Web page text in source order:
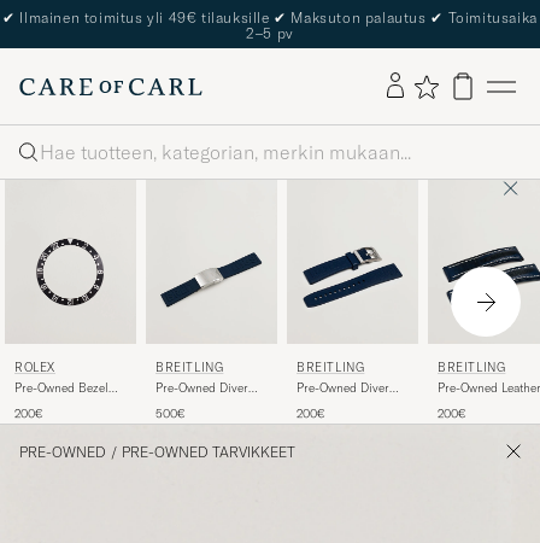
✔ Ilmainen toimitus yli 49€ tilauksille ✔ Maksuton palautus ✔ Toimitusaika
2–5 pv
Haku
ROLEX
Pre-Owned Bezel
200€
BREITLING
Pre-Owned Diver
500€
BREITLING
Pre-Owned Diver
200€
BREITLING
Pre-Owned Leather
200€
PRE-OWNED / PRE-OWNED TARVIKKEET